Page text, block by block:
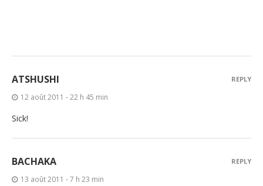
ATSHUSHI
12 août 2011 - 22 h 45 min
Sick!
REPLY
BACHAKA
13 août 2011 - 7 h 23 min
REPLY